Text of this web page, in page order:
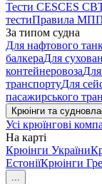
Тести CESCES
тестиПравила
За типом судна
Для нафтового
балкераДля
контейнеровоза
транспортуДля
пасажирського
Крюінги та
Усі крюїнгові
На карті
Крюінги України
ЕстоніїКрюінги
...